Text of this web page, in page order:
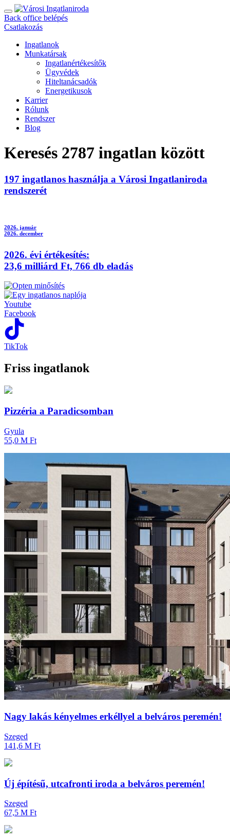
Back office belépés
Csatlakozás
Ingatlanok
Munkatársak
Ingatlanértékesítők
Ügyvédek
Hiteltanácsadók
Energetikusok
Karrier
Rólunk
Rendszer
Blog
Keresés 2787 ingatlan között
197 ingatlanos használja a Városi Ingatlaniroda
rendszerét
2026. január
2026. december
2026. évi értékesítés:
23,6 milliárd Ft, 766 db eladás
Youtube
Facebook
TikTok
Friss ingatlanok
Pizzéria a Paradicsomban
Gyula
55,0 M Ft
Nagy lakás kényelmes erkéllyel a belváros peremén!
Szeged
141,6 M Ft
Új építésű, utcafronti iroda a belváros peremén!
Szeged
67,5 M Ft